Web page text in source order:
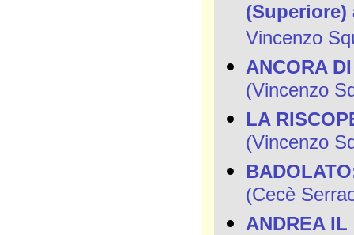
(Superiore)
Vincenzo
ANCORA
(Vincenzo
LA
(Vincenzo
(Cecè
ANDREA IL